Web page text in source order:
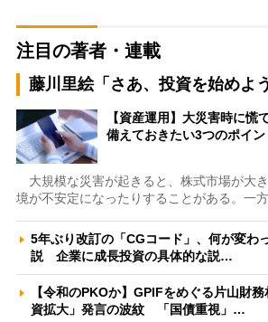
注目の著者・連載
藤川里絵「さあ、投資を始めよ
【資産運用】大災害時に慌
備えておきたい3つのポイ
大規模な災害が起きると、株式市場が大
境が不安定になったりすることがある。一
5年ぶり改訂の「CGコード」、何が変わ
説 企業に成長投資の具体的な説…
【令和のPKOか】GPIFをめぐる片山財
資拡大」発言の波紋 「国債重視」…